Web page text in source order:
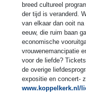
breed cultureel
der tijd is veranderd.
van elkaar dan ooit
eeuw, die ruim baan
economische
vrouwenemancipatie
voor de liefde?
de overige
expositie en concert-
www.koppelkerk.nl/